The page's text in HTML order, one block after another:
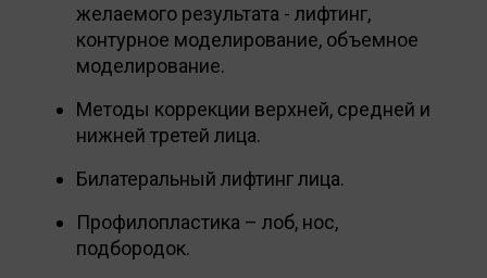
желаемого результата - лифтинг,
контурное моделирование, объемное
моделирование.
Методы коррекции верхней, средней и
нижней третей лица.
Билатеральный лифтинг лица.
Профилопластика – лоб, нос,
подбородок.